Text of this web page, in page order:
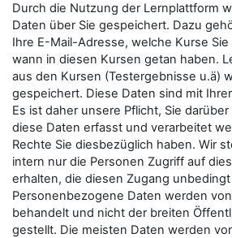
Durch die Nutzung der Lernplattform
Daten über Sie gespeichert. Dazu
Ihre E-Mail-Adresse, welche Kurse
wann in diesen Kursen getan haben.
aus den Kursen (Testergebnisse u.ä)
gespeichert. Diese Daten sind mit
Es ist daher unsere Pflicht, Sie
diese Daten erfasst und verarbeitet
Rechte Sie diesbezüglich haben. Wir
intern nur die Personen Zugriff auf
erhalten, die diesen Zugang
Personenbezogene Daten werden
behandelt und nicht der breiten
gestellt. Die meisten Daten werden